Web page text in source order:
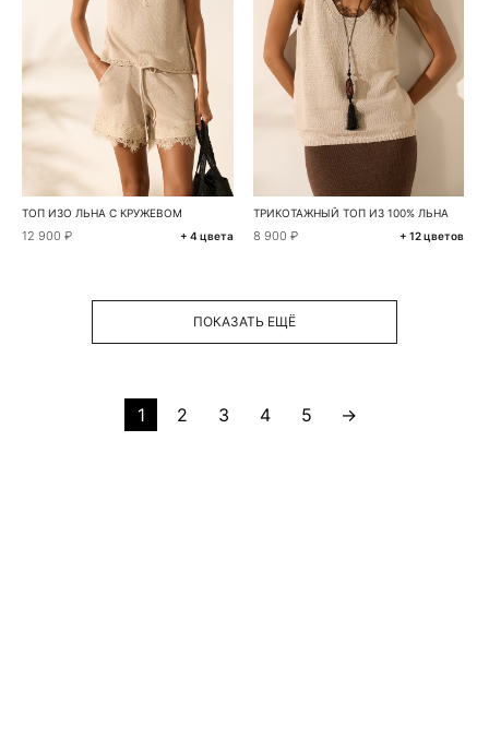
ТОП ИЗО ЛЬНА С КРУЖЕВОМ
12 900 ₽ + 4 цвета
ТРИКОТАЖНЫЙ ТОП ИЗ 100% ЛЬНА
8 900 ₽ + 12 цветов
ПОКАЗАТЬ ЕЩЁ
1 2 3 4 5 →